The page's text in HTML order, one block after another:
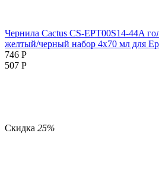
Чернила Cactus CS-EPT00S14-44A
желтый/черный набор 4x70 мл для
746 Р
507 Р
Скидка 25%